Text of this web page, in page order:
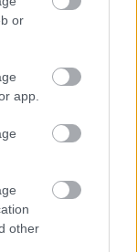
or
app.
other
212 perc